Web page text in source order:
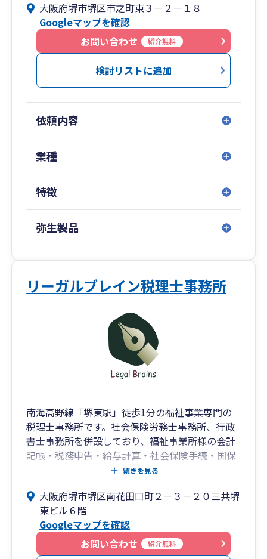
私たち会計事務所は、税務・会計の専門家です。
会社が残した業績を、決算を通じて経営者の皆様
が将来に不安を残すことなく正確に、かつ、納得
して頂ける様全力でお手伝いしております。
「先見経営」なくしてこれからの会社経営は存続
す会社の将来像を具体的に描いて頂き、必ず実現
して頂きます様「経営計画」の作成と、年度さら
には毎月の達成管理を数値の面から全力でサポー
02
創業55年以上の実績
現在では堺でもトップクラスに位置する会計事務
所となりました。
ここまで業歴を重ねて来られたのもクライアント
様からのご支持を得たからです。クライアント様
との信頼関係を勝ち得るため、懇切丁寧な指導と
力強い提案力でクライアント様から大きな信頼を
勝ち得てきました。今後も経営者の皆様とコツコ
03
全員がプロフェッショナル
総合力でのサポート体制
です。しかし、日々の業務の中で感じることは、
会社経営のことや節税のことは基より、経営者の
数だけ様々な悩みをお持ちであると感じておりま
す。
大阪府堺市堺区市之町東３－２－１８
Googleマップを確認
お問い合わせ
紹介無料
検討リストに追加
依頼内容
業種
特徴
弥生製品
リーガルブレイン税理士事務所
南海高野線「堺東駅」徒歩1分の福祉事業専門の
税理士事務所です。社会保険労務士事務所、行政
書士事務所を併設しており、福祉事業所様の会計
記帳・税務申告・給与計算・社会保険手続・国保
連給付費請求・処遇改善・加算変更・助成金等の
続きを見る
大阪府堺市堺区南花田口町２－３－２０三共堺
東ビル６階
Googleマップを確認
お問い合わせ
紹介無料